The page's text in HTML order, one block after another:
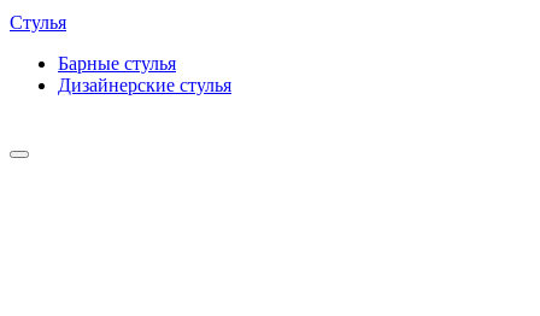
Стулья
Барные cтулья
Дизайнерские cтулья